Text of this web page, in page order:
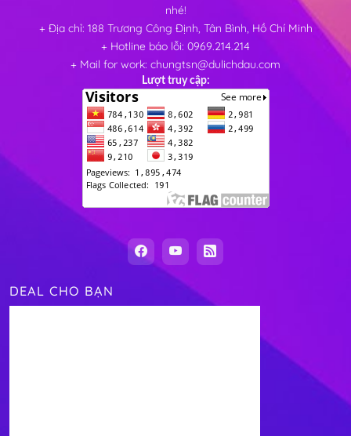
nhé!
+ Địa chỉ: 188 Trương Công Định, Tân Bình, Hồ Chí Minh
+ Hotline báo lỗi: 0969.214.214
+ Mail for work: chungtsn@dulichdau.com
Lượt truy cập:
DEAL CHO BẠN